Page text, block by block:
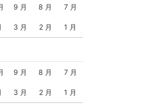
9 月 8 月 7 月
3 月 2 月 1 月
9 月 8 月 7 月
3 月 2 月 1 月